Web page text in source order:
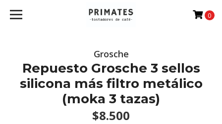
0
Grosche
Repuesto Grosche 3 sellos
silicona más filtro metálico
(moka 3 tazas)
$8.500